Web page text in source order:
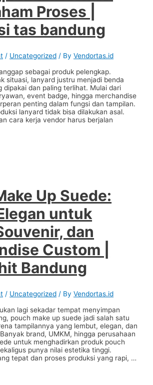
Proses |
tas bandung
/ Uncategorized / ByVendortas.id
sebagai produk pelengkap.
situasi, lanyard justru menjadi benda
dipakai dan paling terlihat. Mulai dari
event badge, hingga merchandise
penting dalam fungsi dan tampilan.
lanyard tidak bisa dilakukan asal.
cara kerja vendor harus berjalan
Up Suede:
untuk
dan
Custom |
Bandung
/ Uncategorized / ByVendortas.id
lagi sekadar tempat menyimpan
pouch make up suede jadi salah satu
tampilannya yang lembut, elegan, dan
brand, UMKM, hingga perusahaan
untuk menghadirkan produk pouch
punya nilai estetika tinggi.
tepat dan proses produksi yang rapi, …